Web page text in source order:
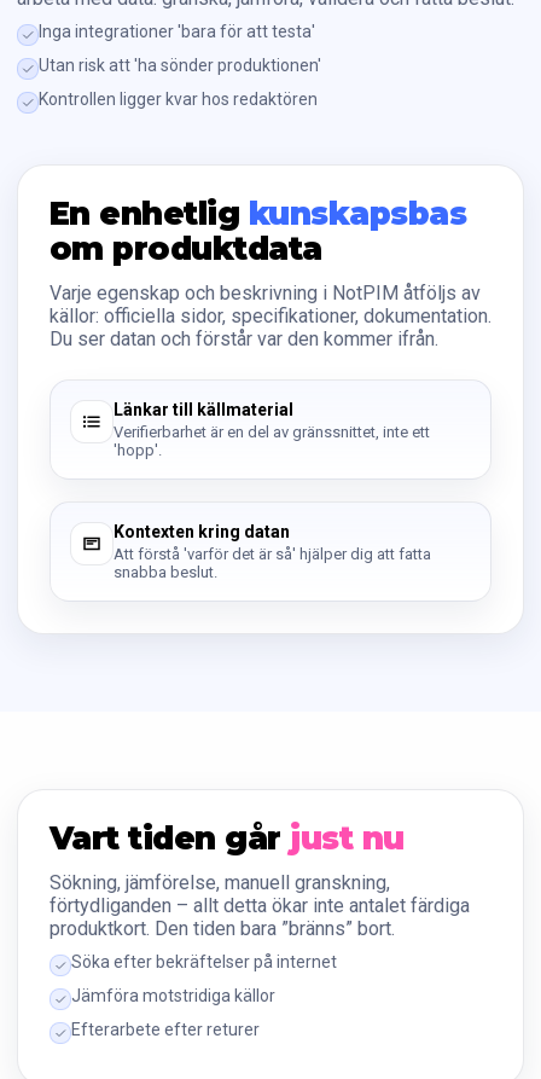
Inga integrationer 'bara för att testa'
Utan risk att 'ha sönder produktionen'
Kontrollen ligger kvar hos redaktören
En enhetlig kunskapsbas
om produktdata
Varje egenskap och beskrivning i NotPIM åtföljs av
källor: officiella sidor, specifikationer, dokumentation.
Du ser datan och förstår var den kommer ifrån.
Länkar till källmaterial
Verifierbarhet är en del av gränssnittet, inte ett
'hopp'.
Kontexten kring datan
Att förstå 'varför det är så' hjälper dig att fatta
snabba beslut.
Vart tiden går just nu
Sökning, jämförelse, manuell granskning,
förtydliganden – allt detta ökar inte antalet färdiga
produktkort. Den tiden bara ”bränns” bort.
Söka efter bekräftelser på internet
Jämföra motstridiga källor
Efterarbete efter returer